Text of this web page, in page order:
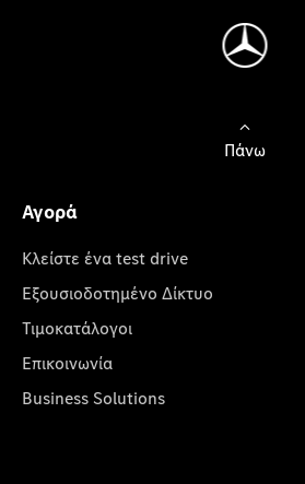
Πάνω
Αγορά
Κλείστε ένα test drive
Εξουσιοδοτημένο Δίκτυο
Τιμοκατάλογοι
Επικοινωνία
Business Solutions